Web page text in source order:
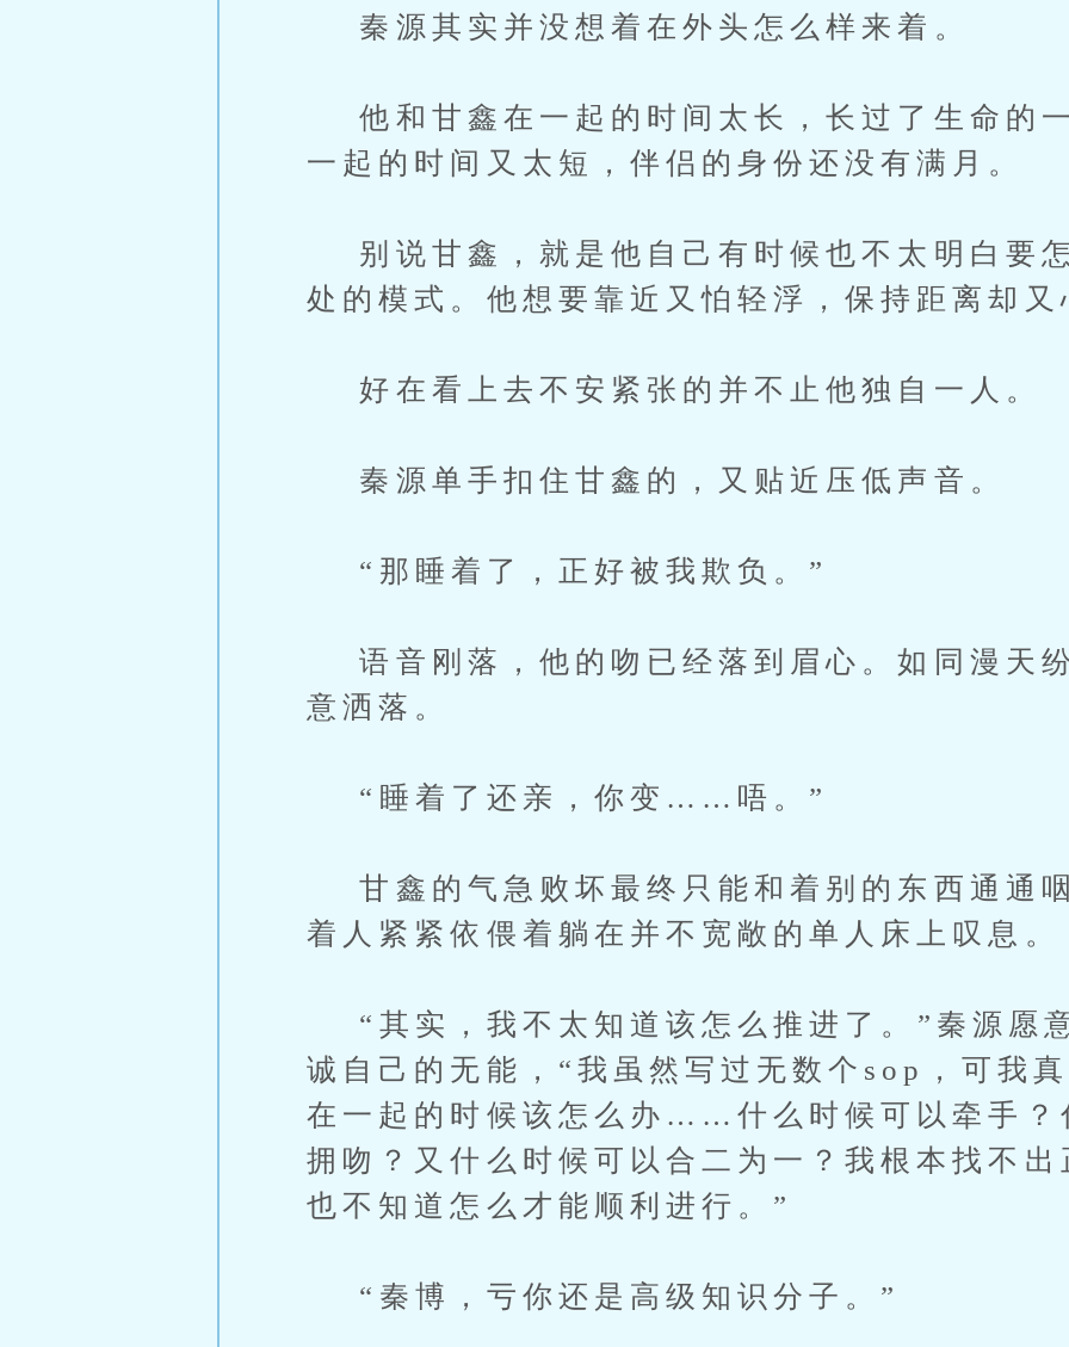
秦源其实并没想着在外头怎么样来着。
他和甘鑫在一起的时间太长，长过了生命的
一起的时间又太短，伴侣的身份还没有满月。
别说甘鑫，就是他自己有时候也不太明白要
处的模式。他想要靠近又怕轻浮，保持距离却又
好在看上去不安紧张的并不止他独自一人。
秦源单手扣住甘鑫的，又贴近压低声音。
“那睡着了，正好被我欺负。”
语音刚落，他的吻已经落到眉心。如同漫天
意洒落。
“睡着了还亲，你变……唔。”
甘鑫的气急败坏最终只能和着别的东西通通
着人紧紧依偎着躺在并不宽敞的单人床上叹息。
“其实，我不太知道该怎么推进了。”秦源愿
诚自己的无能，“我虽然写过无数个sop，可我
在一起的时候该怎么办……什么时候可以牵手？
拥吻？又什么时候可以合二为一？我根本找不出
也不知道怎么才能顺利进行。”
“秦博，亏你还是高级知识分子。”